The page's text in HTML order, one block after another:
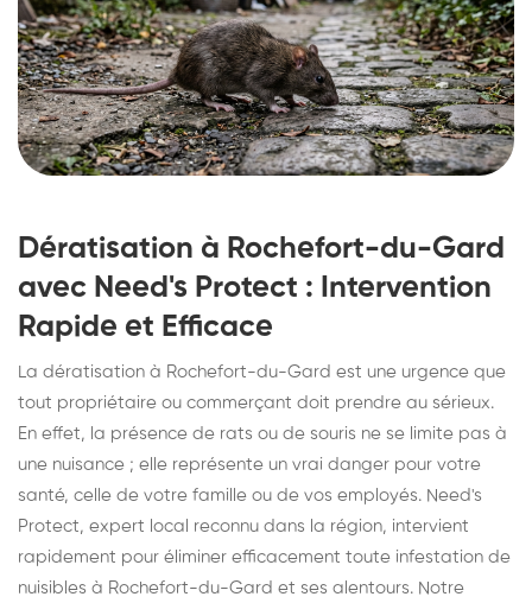
Dératisation à Rochefort-du-Gard
avec Need's Protect : Intervention
Rapide et Efficace
La dératisation à Rochefort-du-Gard est une urgence que
tout propriétaire ou commerçant doit prendre au sérieux.
En effet, la présence de rats ou de souris ne se limite pas à
une nuisance ; elle représente un vrai danger pour votre
santé, celle de votre famille ou de vos employés. Need's
Protect, expert local reconnu dans la région, intervient
rapidement pour éliminer efficacement toute infestation de
nuisibles à Rochefort-du-Gard et ses alentours. Notre